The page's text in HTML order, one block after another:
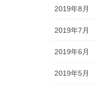
2019年8月
2019年7月
2019年6月
2019年5月